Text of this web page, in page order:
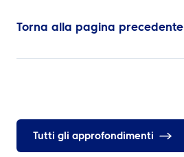
Torna alla pagina precedente
Tutti gli approfondimenti